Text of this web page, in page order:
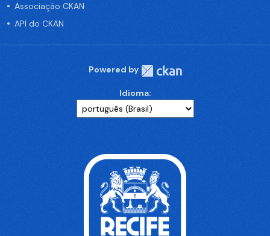
Associação CKAN
API do CKAN
Powered by
Idioma